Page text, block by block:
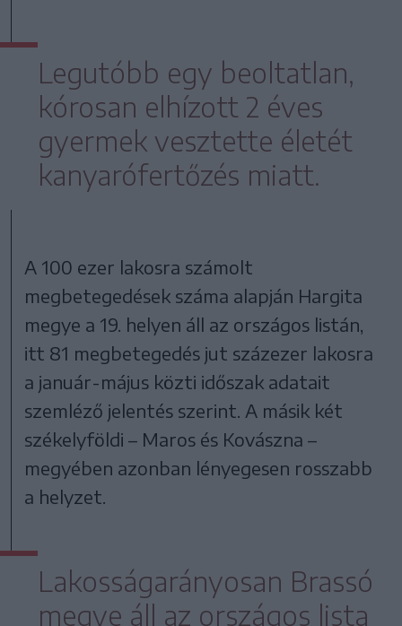
Legutóbb egy beoltatlan,
kórosan elhízott 2 éves
gyermek vesztette életét
kanyarófertőzés miatt.
A 100 ezer lakosra számolt
megbetegedések száma alapján Hargita
megye a 19. helyen áll az országos listán,
itt 81 megbetegedés jut százezer lakosra
a január-május közti időszak adatait
szemléző jelentés szerint. A másik két
székelyföldi – Maros és Kovászna –
megyében azonban lényegesen rosszabb
a helyzet.
Lakosságarányosan Brassó
megye áll az országos lista